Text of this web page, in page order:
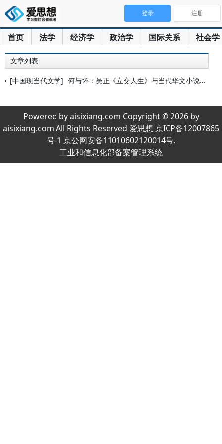
首页 法学 经济学 政治学 国际关系 社会学
登录 注册
文章列表
[中国现当代文学] 何与怀：吴正《立交人生》与当代华文小说创作
Powered by aisixiang.com Copyright © 2026 by
aisixiang.com All Rights Reserved 爱思想 京ICP备12007865
号-1 京公网安备11010602120014号.
工业和信息化部备案管理系统